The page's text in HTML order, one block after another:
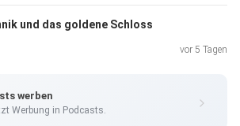
und das goldene Schloss
vor 5 Tagen
werben
Werbung in Podcasts.